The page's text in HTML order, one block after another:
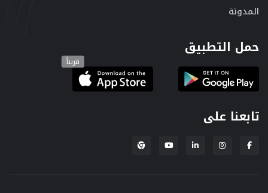
المدونة
حمل التطبيق
قريباً
تابعنا على
إضافة لبنكة لمتصفح Chrome